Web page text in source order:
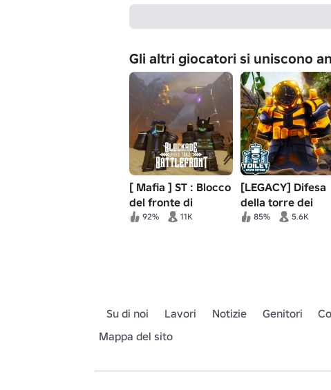
Gli altri giocatori si uniscono
[ Mafia ] ST : Blocco
del fronte di
battaglia
92% 11K
[LEGACY] Difesa
della torre dei
servizi igienici
85% 5.6K
Su di noi Lavori Notizie Genitori
Mappa del sito